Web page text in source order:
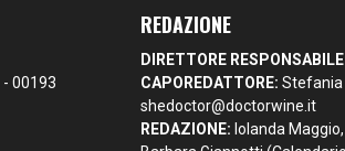
- 00193
REDAZIONE
DIRETTORE
CAPOREDATTORE: Stefania
shedoctor@doctorwine.it
REDAZIONE: Iolanda